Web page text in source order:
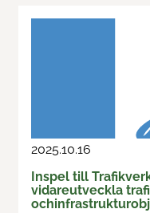
2025.10.16
Inspel till
vidareutveckla